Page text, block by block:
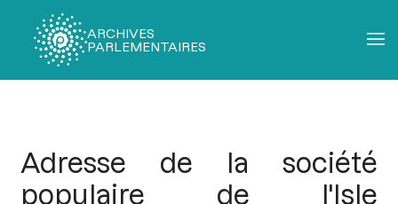
ARCHIVES
PARLEMENTAIRES
Adresse de la société
populaire de l'Isle